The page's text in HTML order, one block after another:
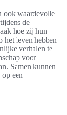
ook waardevolle
de
hoe zij hun
het leven hebben
verhalen te
voor
Samen kunnen
een